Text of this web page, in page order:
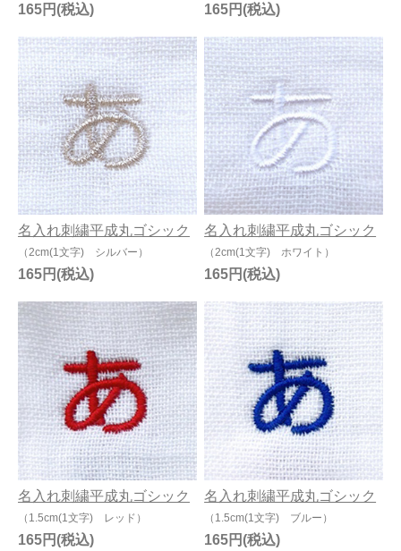
165円 165円
名入れ刺繍平成丸ゴシック
（2cm(1文字) シルバー）
165円
名入れ刺繍平成丸ゴシック
（2cm(1文字) ホワイト）
165円
名入れ刺繍平成丸ゴシック
（1.5cm(1文字) レッド）
165円
名入れ刺繍平成丸ゴシック
（1.5cm(1文字) ブルー）
165円